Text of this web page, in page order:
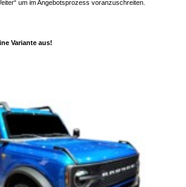
um im Angebotsprozess voranzuschreiten.
Variante aus!